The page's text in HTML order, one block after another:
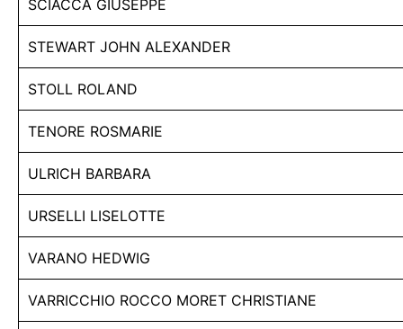
SCIACCA GIUSEPPE
STEWART JOHN ALEXANDER
STOLL ROLAND
TENORE ROSMARIE
ULRICH BARBARA
URSELLI LISELOTTE
VARANO HEDWIG
VARRICCHIO ROCCO MORET CHRISTIANE